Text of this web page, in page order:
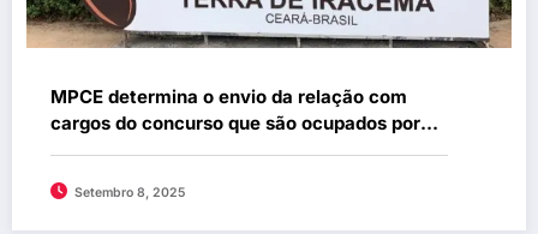
MPCE determina o envio da relação com
cargos do concurso que são ocupados por
contratados na Prefeitura de Ipu
Setembro 8, 2025